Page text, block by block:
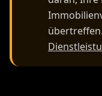
übertreffen.